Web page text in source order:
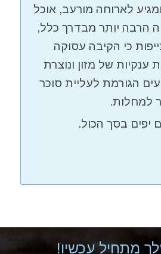
לארוחה מורעב, אוכל
הרבה יותר מבדרך כלל,
כי הקיבה עסוקה
ענקיות של מזון ונוצרת
הגורמת לעליית סוכר
למחלות.
יפים בסך הכול.
מתחיל עכשיו!